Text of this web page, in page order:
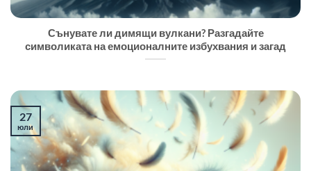
Сънувате ли димящи вулкани? Разгадайте
символиката на емоционалните избухвания и загад
27
юли